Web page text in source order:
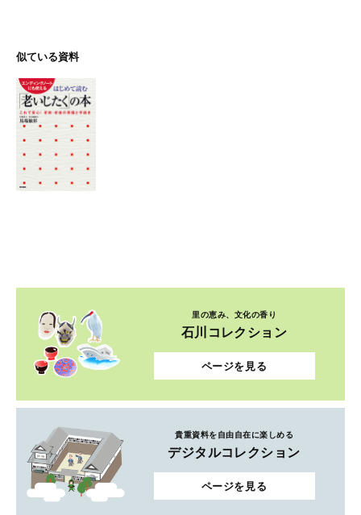
似ている資料
里の恵み、文化の香り
石川コレクション
ページを見る
貴重資料を自由自在に楽しめる
デジタルコレクション
ページを見る